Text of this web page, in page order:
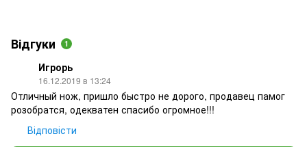
Відгуки 1
Игрорь
16.12.2019 в 13:24
Отличный нож, пришло быстро не дорого, продавец памог
розобратся, одекватен спасибо огромное!!!
Відповісти